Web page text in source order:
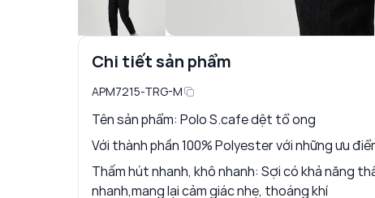
Chi tiết sản phẩm
APM7215-TRG-M
Tên sản phẩm: Polo S.cafe dệt tổ ong
Với thành phần 100% Polyester với những ưu
Thấm hút nhanh, khô nhanh: Sợi có khả năng
nhanh,mang lại cảm giác nhẹ, thoáng khí